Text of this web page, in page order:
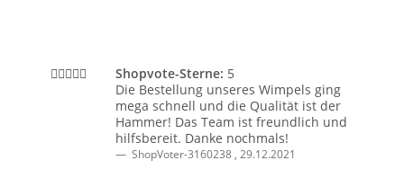
Shopvote-Sterne: 5
Die Bestellung unseres Wimpels ging
mega schnell und die Qualität ist der
Hammer! Das Team ist freundlich und
hilfsbereit. Danke nochmals!
ShopVoter-3160238 , 29.12.2021